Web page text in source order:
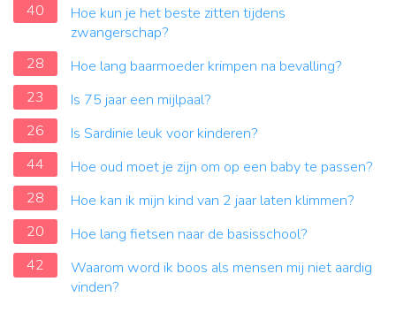
40
Hoe kun je het beste zitten tijdens
zwangerschap?
28
Hoe lang baarmoeder krimpen na bevalling?
23
Is 75 jaar een mijlpaal?
26
Is Sardinie leuk voor kinderen?
44
Hoe oud moet je zijn om op een baby te passen?
28
Hoe kan ik mijn kind van 2 jaar laten klimmen?
20
Hoe lang fietsen naar de basisschool?
42
Waarom word ik boos als mensen mij niet aardig
vinden?